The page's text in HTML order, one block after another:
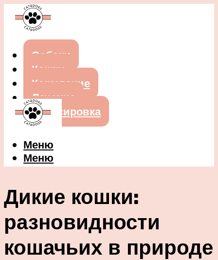
Собаки
Кошки
Кормление
Лечение
Дрессировка
Меню
Меню
Дикие кошки:
разновидности
кошачьих в природе